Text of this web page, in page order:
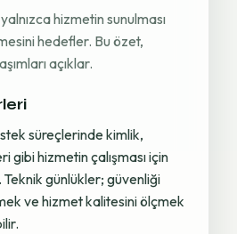
hizmetin sunulması
hedefler. Bu özet,
açıklar.
süreçlerinde kimlik,
gibi hizmetin çalışması için
Teknik günlükler; güvenliği
ve hizmet kalitesini ölçmek